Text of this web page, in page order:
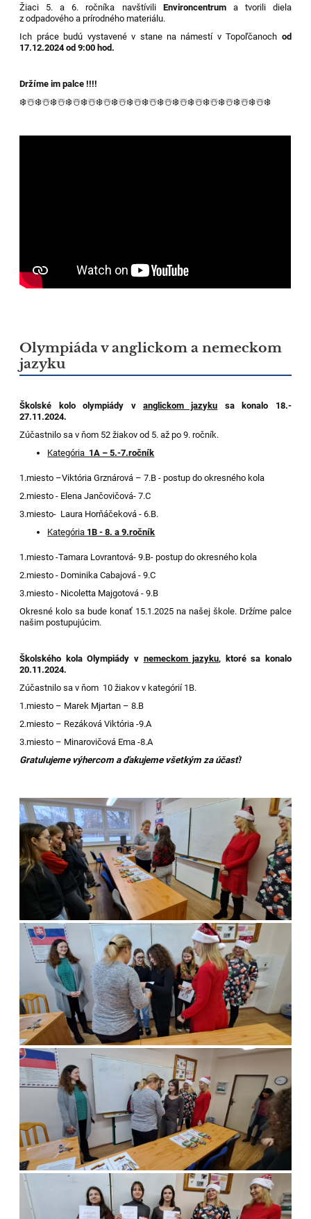
Žiaci 5. a 6. ročníka navštívili Environcentruma tvorili diela
z odpadového a prírodného materiálu.
Ich práce budú vystavené v stane na námestí v Topoľčanoch od
17.12.2024 od 9:00 hod.
Držíme im palce !!!!
❄️☃️❄️☃️❄️☃️❄️☃️❄️☃️❄️☃️❄️☃️❄️☃️❄️☃️❄️☃️❄️☃️❄️☃️❄️☃️❄️☃️❄️☃️❄️☃️❄️
Olympiáda v anglickom a nemeckom
jazyku
Školské kolo olympiády v anglickom jazyku sa konalo 18.-
27.11.2024.
Zúčastnilo sa v ňom 52 žiakov od 5. až po 9. ročník.
Kategória 1A – 5.-7.ročník
1.miesto –Viktória Grznárová – 7.B - postup do okresného kola
2.miesto - Elena Jančovičová- 7.C
3.miesto- Laura Horňáčeková - 6.B.
Kategória 1B - 8. a 9.ročník
1.miesto -Tamara Lovrantová- 9.B- postup do okresného kola
2.miesto - Dominika Cabajová - 9.C
3.miesto - Nicoletta Majgotová - 9.B
Okresné kolo sa bude konať 15.1.2025 na našej škole. Držíme palce
našim postupujúcim.
Školského kola Olympiády v nemeckom jazyku, ktoré sa konalo
20.11.2024.
Zúčastnilo sa v ňom 10 žiakov v kategórií 1B.
1.miesto – Marek Mjartan – 8.B
2.miesto – Rezáková Viktória -9.A
3.miesto – Minarovičová Ema -8.A
Gratulujeme výhercom a ďakujeme všetkým za účasť!